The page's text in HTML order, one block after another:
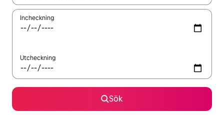
Incheckning
Utcheckning
Sök